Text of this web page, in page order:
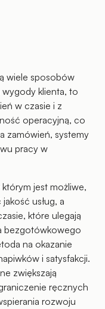
wiele sposobów
wygody klienta, to
w czasie i z
operacyjną, co
zamówień, systemy
pracy w
jest możliwe,
usług, a
które ulegają
bezgotówkowego
na okazanie
i satysfakcji.
zwiększają
ręcznych
rozwoju